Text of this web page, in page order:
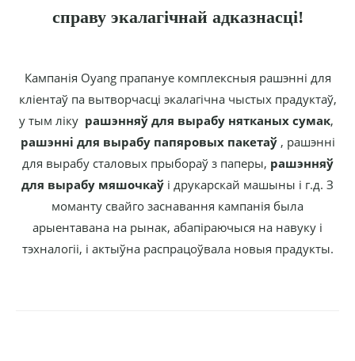
справу экалагічнай адказнасці!
Кампанія Oyang прапануе комплексныя рашэнні для
кліентаў па вытворчасці экалагічна чыстых прадуктаў,
у тым ліку рашэнняў для вырабу нятканых сумак,
рашэнні для вырабу папяровых пакетаў , рашэнні
для вырабу сталовых прыбораў з паперы, рашэнняў
для вырабу мяшочкаў і друкарскай машыны і г.д. З
моманту свайго заснавання кампанія была
арыентавана на рынак, абапіраючыся на навуку і
тэхналогіі, і актыўна распрацоўвала новыя прадукты.